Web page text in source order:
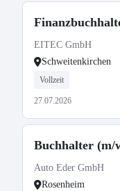
EITEC GmbH
Schweitenkirchen
Vollzeit
27.07.2026
Buchhalter
Auto Eder GmbH
Rosenheim